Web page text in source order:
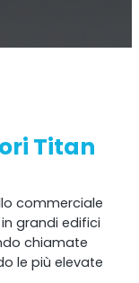
segnale
Titan
commerciale
grandi edifici
chiamate
le più elevate